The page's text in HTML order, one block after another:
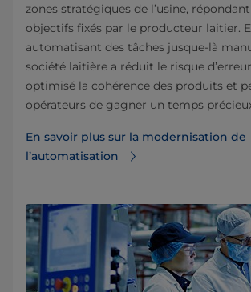
zones stratégiques de l’usine,
objectifs fixés par le producteur laitier.
automatisant des tâches jusque-là
société laitière a réduit le risque
optimisé la cohérence des produits et
opérateurs de gagner un temps
En savoir plus sur la modernisation de
l’automatisation